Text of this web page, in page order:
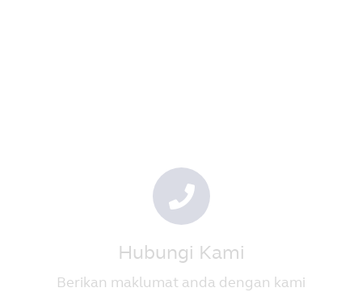
Hubungi Kami
Berikan maklumat anda dengan kami